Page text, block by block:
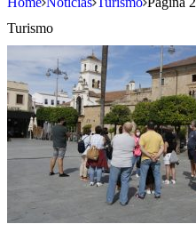
Turismo